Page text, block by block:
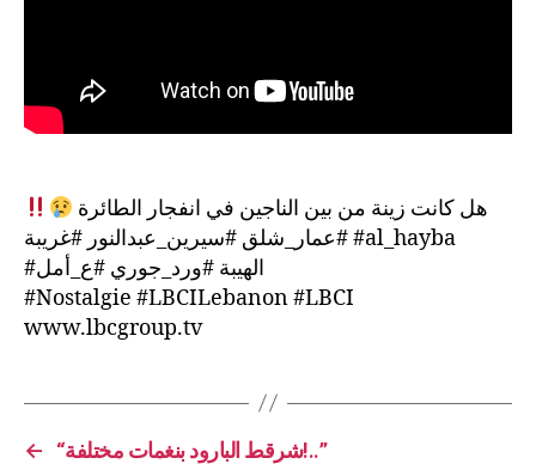
هل كانت زينة من بين الناجين في انفجار الطائرة
#عمار_شلق #سيرين_عبدالنور #غريبة #al_hayba
#الهيبة #ورد_جوري #ع_أمل
#Nostalgie #LBCILebanon #LBCI
www.lbcgroup.tv
←
“شرقط البارود بنغمات مختلفة!..”